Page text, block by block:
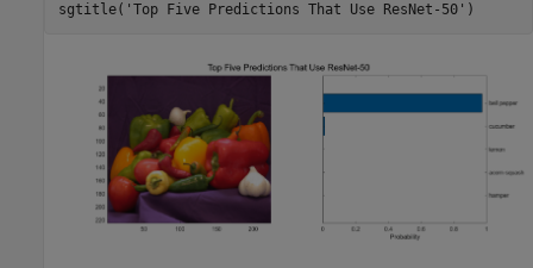
sgtitle( 'Top Five Predictions That Use ResNet-50' )